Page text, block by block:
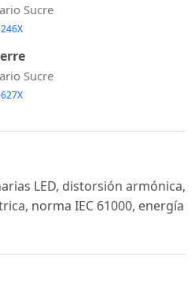
Sucre
Sucre
LED, distorsión armónica,
norma IEC 61000, energía